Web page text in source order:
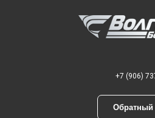
+7 (906)
Обратный